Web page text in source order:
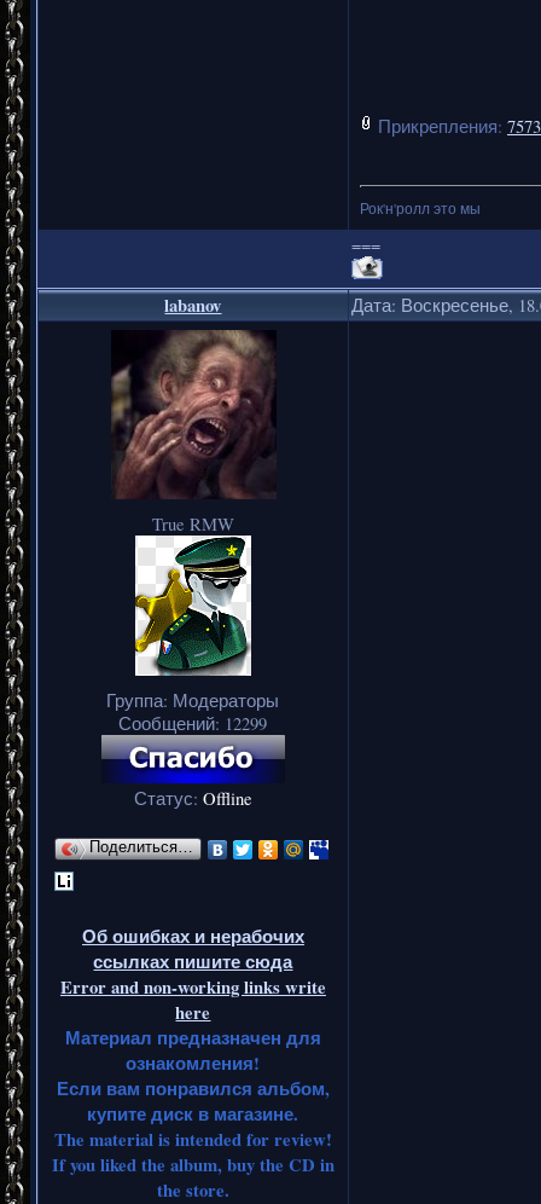
Прикрепления:
Рок'н'ролл это мы
===
labanov Дата: Воскресенье,
True RMW
Группа: Модераторы
Сообщений: 12299
Статус: Offline
Поделиться…
Об ошибках и нерабочих
ссылках пишите сюда
Error and non-working links write
here
Материал предназначен для
ознакомления!
Если вам понравился альбом,
купите диск в магазине.
The material is intended for review!
If you liked the album, buy the CD in
the store.